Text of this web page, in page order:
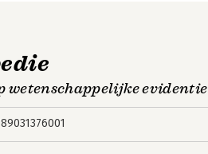
wetenschappelijke evidentie